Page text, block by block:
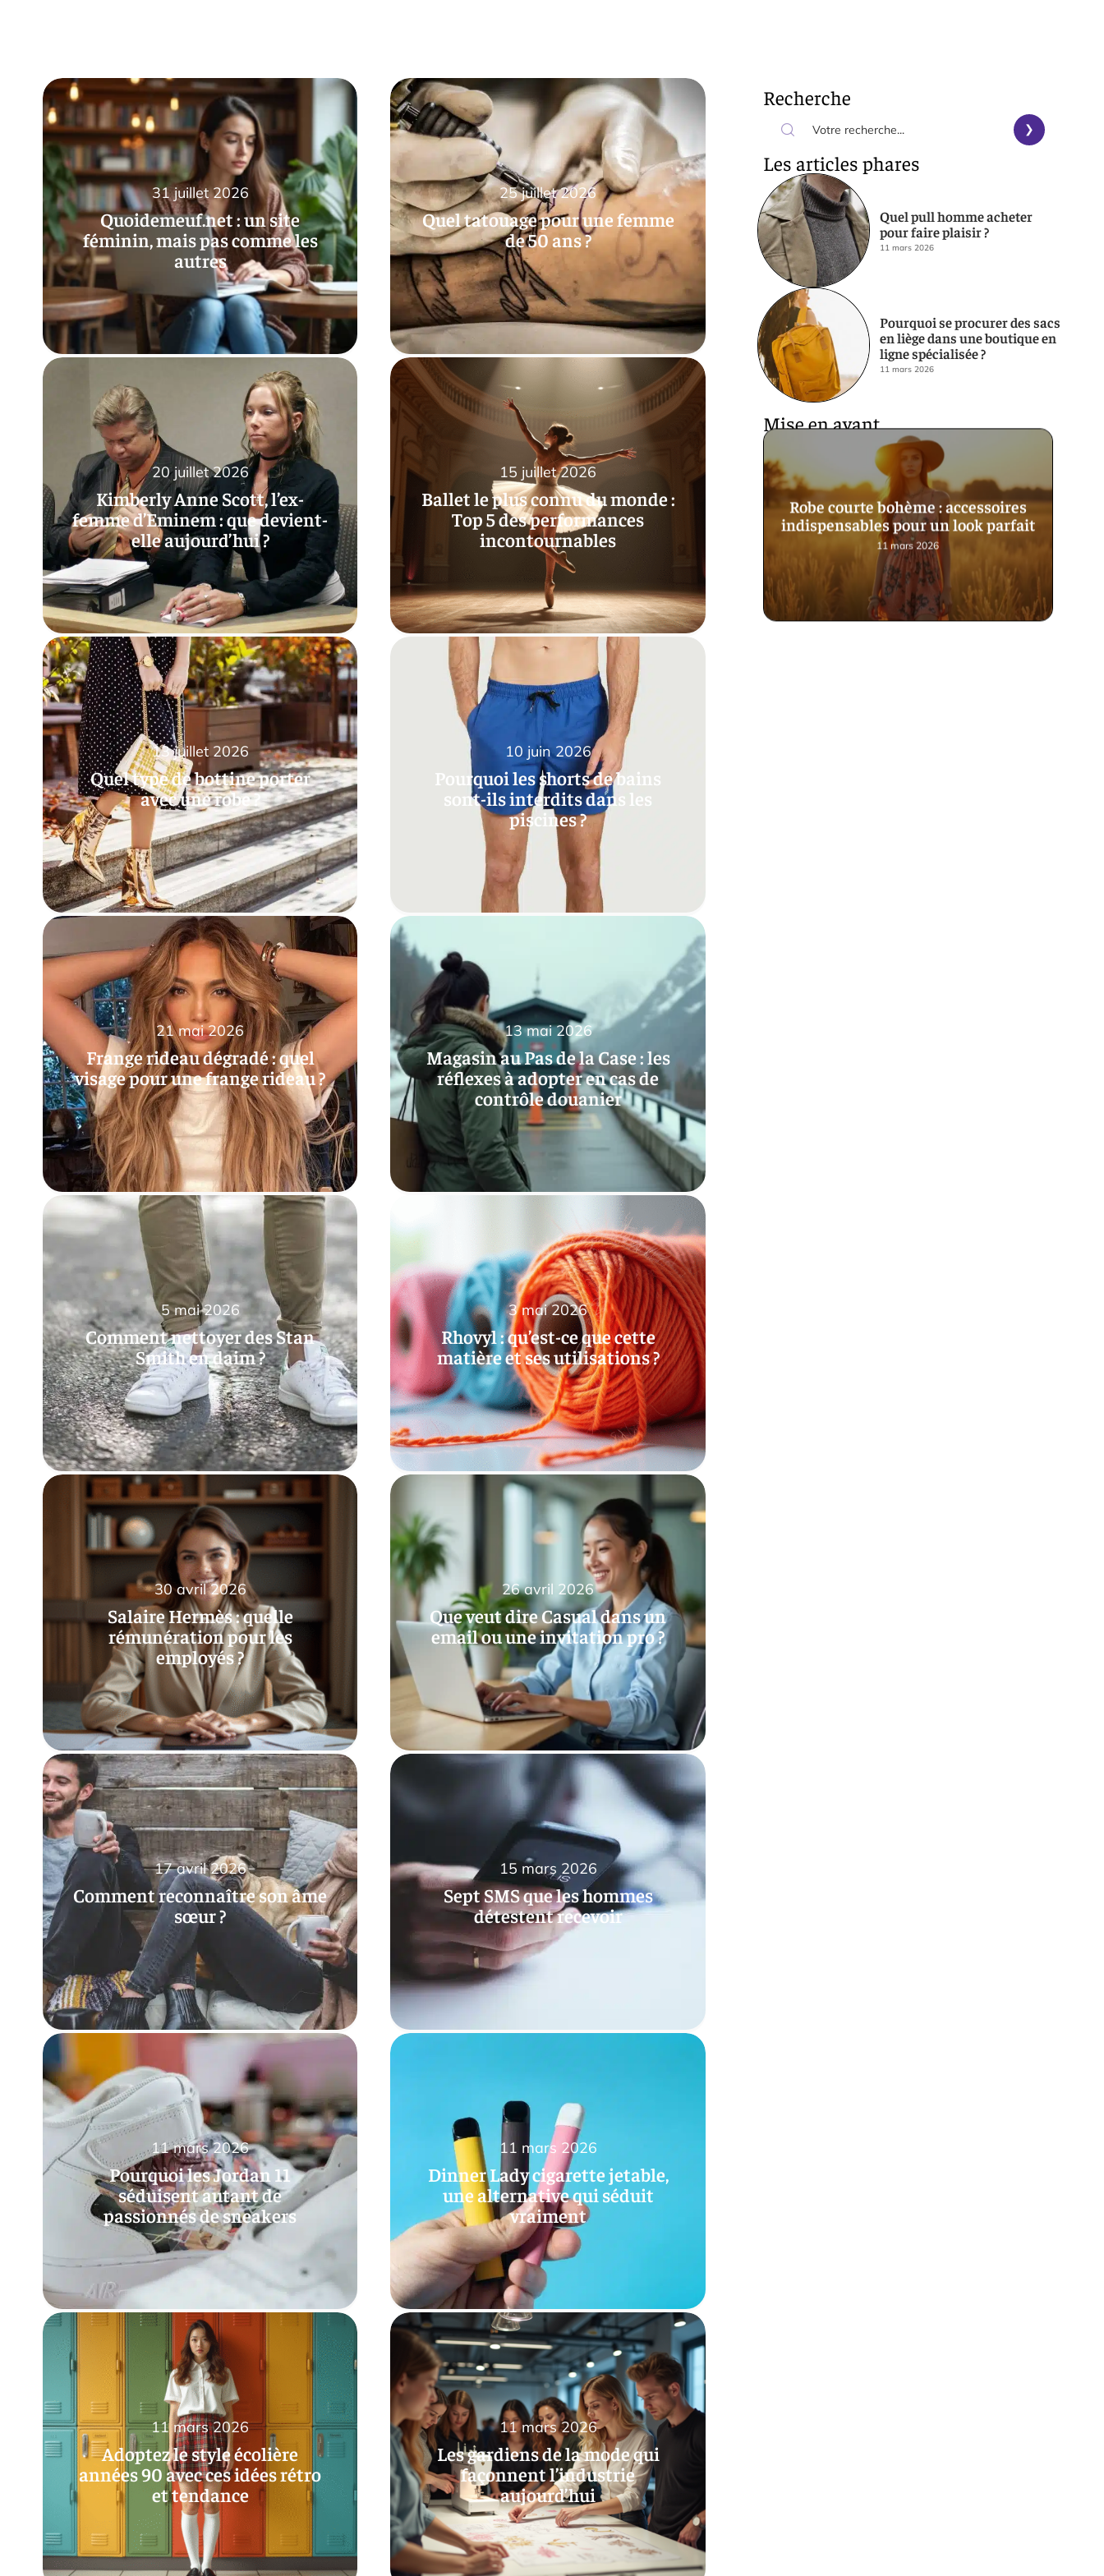
Quoidemeuf.net : un site
féminin, mais pas comme les
autres
31 juillet 2026
Quel tatouage pour une femme
de 50 ans ?
25 juillet 2026
Kimberly Anne Scott, l’ex-
femme d’Eminem : que devient-
elle aujourd’hui ?
20 juillet 2026
Ballet le plus connu du monde :
Top 5 des performances
incontournables
15 juillet 2026
Quel type de bottine porter
avec une robe ?
13 juillet 2026
Pourquoi les shorts de bains
sont-ils interdits dans les
piscines ?
10 juin 2026
Frange rideau dégradé : quel
visage pour une frange rideau ?
21 mai 2026
Magasin au Pas de la Case : les
réflexes à adopter en cas de
contrôle douanier
13 mai 2026
Comment nettoyer des Stan
Smith en daim ?
5 mai 2026
Rhovyl : qu’est-ce que cette
matière et ses utilisations ?
3 mai 2026
Salaire Hermès : quelle
rémunération pour les
employés ?
30 avril 2026
Que veut dire Casual dans un
email ou une invitation pro ?
26 avril 2026
Comment reconnaître son âme
sœur ?
17 avril 2026
Sept SMS que les hommes
détestent recevoir
15 mars 2026
Pourquoi les Jordan 11
séduisent autant de
passionnés de sneakers
11 mars 2026
Dinner Lady cigarette jetable,
une alternative qui séduit
vraiment
11 mars 2026
Adoptez le style écolière
années 90 avec ces idées rétro
et tendance
11 mars 2026
Les gardiens de la mode qui
façonnent l’industrie
aujourd’hui
11 mars 2026
Recherche
Les articles phares
Quel pull homme acheter
pour faire plaisir ?
11 mars 2026
Pourquoi se procurer des sacs
en liège dans une boutique en
ligne spécialisée ?
11 mars 2026
Mise en avant
Robe courte bohème : accessoires
indispensables pour un look parfait
11 mars 2026